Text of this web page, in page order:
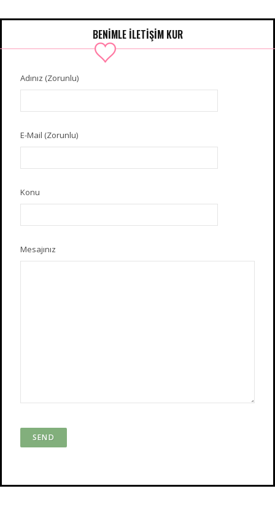
BENIMLE İLETIŞIM KUR
Adınız (Zorunlu)
E-Mail (Zorunlu)
Konu
Mesajınız